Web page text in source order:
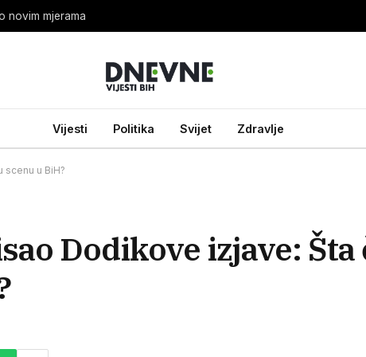
novim mjerama
Vijesti Politika Svijet Zdravlje
u BiH?
Dodikove izjave: Šta